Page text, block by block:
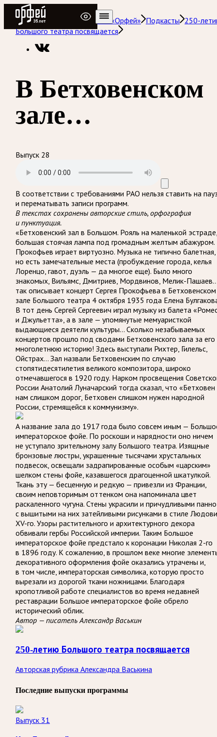
Радио Орфей
Радио классической музыки «Орфей» Подкасты 250-
Большого театра посвящается
В Бетховенском
зале…
Выпуск 28
В соответствии с требованиями РАО нельзя ставить на
и перематывать записи программ.
В текстах сохранены авторские стиль, орфография
и пунктуация.
«Бетховенский зал в Большом. Рояль на маленькой эстраде,
большая стоячая лампа под громадным желтым абажуром.
Прокофьев играет виртуозно. Музыка не типично балетная,
но есть замечательные места (пробуждение города, келья
Лоренцо, гавот, дуэль — да многое еще). Было много
знакомых, Вильямс, Дмитриев, Мордвинов, Мелик-
так описывает концерт Сергея Прокофьева в Бетховенском
зале Большого театра 4 октября 1935 года Елена
В тот день Сергей Сергеевич играл музыку из балета
и Джульетта», а в зале — упомянутые мемуаристкой
выдающиеся деятели культуры… Сколько незабываемых
концертов прошло под сводами Бетховенского зала за его
многолетнюю историю! Здесь выступали Рихтер, Гилельс,
Ойстрах… Зал назвали Бетховенским по случаю
стопятидесятилетия великого композитора, широко
отмечавшегося в 1920 году. Нарком просвещения
России Анатолий Луначарский тогда сказал, что «Бетховен
нам слишком дорог, Бетховен слишком нужен народной
России, стремящейся к коммунизму».
А название зала до 1917 года было совсем иным —
императорское фойе. По роскоши и нарядности оно ничем
не уступало зрительному залу Большого театра. Изящные
бронзовые люстры, украшенные тысячами хрустальных
подвесок, освещали задрапированные особым «царским»
шелком стены фойе, казавшегося драгоценной шкатулкой.
Ткань эту — бесценную и редкую — привезли из Франции,
своим неповторимым оттенком она напоминала цвет
раскаленного чугуна. Стены украсили и причудливыми панно
с вышитыми на них затейливыми рисунками в стиле
XV-го. Узоры растительного и архитектурного декора
обвивали гербы Российской империи. Таким Большое
императорское фойе предстало к коронации Николая 2-го
в 1896 году. К сожалению, в прошлом веке многие
декоративного оформления фойе оказались утрачены и,
в том числе, императорская символика, которую просто
вырезали из дорогой ткани ножницами. Благодаря
кропотливой работе специалистов во время недавней
реставрации Большое императорское фойе обрело
исторический облик.
Автор — писатель Александр Васькин
250-летию Большого театра посвящается
Авторская рубрика Александра Васькина
Последние выпуски программы
Выпуск 31